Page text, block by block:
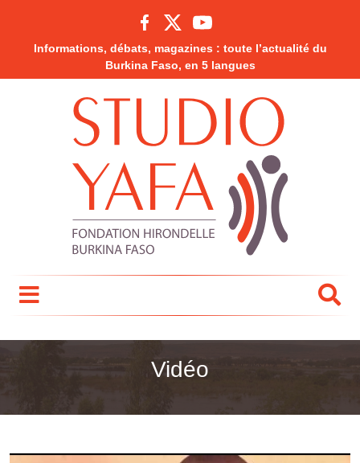
Informations, débats, magazines : toute l’actualité du
Burkina Faso, en 5 langues
Vidéo